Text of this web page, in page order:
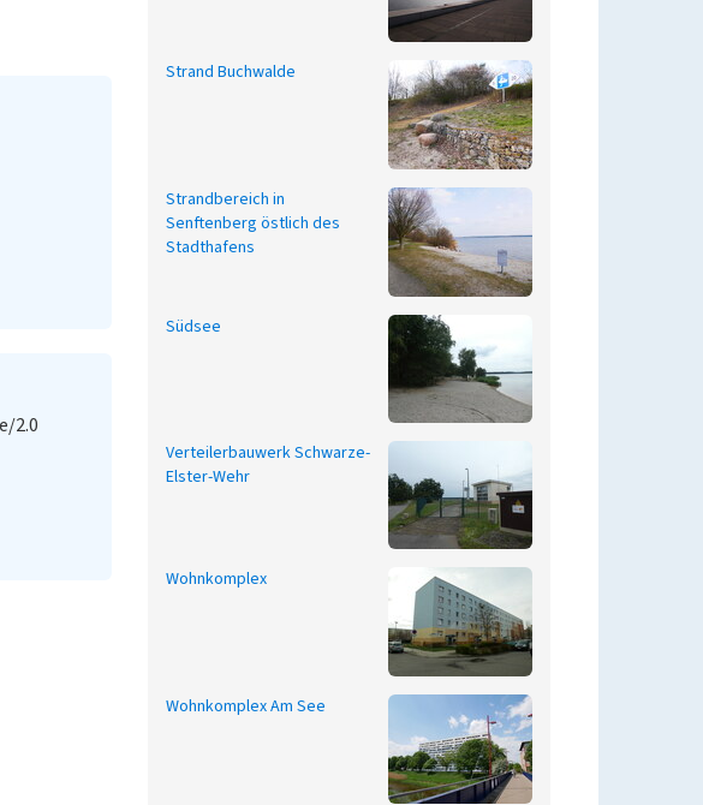
2.0
Strand Buchwalde
Strandbereich in
Senftenberg östlich des
Stadthafens
Südsee
Verteilerbauwerk Schwarze-
Elster-Wehr
Wohnkomplex
Wohnkomplex Am See